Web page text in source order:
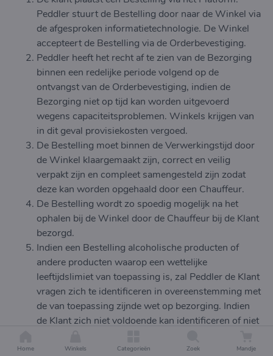
Peddler stuurt de Bestelling door naar de Winkel via
de afgesproken informatietechnologie. De Winkel
accepteert de Bestelling via de Orderbevestiging.
Peddler heeft het recht af te zien van de Bezorging
binnen een redelijke periode volgend op de
ontvangst van de Orderbevestiging, indien de
Bezorging niet op tijd kan worden uitgevoerd
wegens capaciteitsproblemen. Winkels krijgen van
in dit geval provisiekosten vergoed.
De Bestelling moet binnen de Verwerkingstijd door
de Winkel klaargemaakt zijn, correct en veilig
verpakt zijn en compleet samengesteld zijn zodat
deze kan worden opgehaald door een Chauffeur.
De Bestelling wordt zo spoedig mogelijk na het
ophalen bij de Winkel door de Chauffeur bij de Klant
bezorgd.
Indien een Bestelling alcoholische producten of
andere producten waarop een wettelijke
leeftijdslimiet van toepassing is, zal Peddler de Klant
vragen zich te identificeren in overeenstemming met
de van toepassing zijnde wet op bezorging. Indien
de Klant zich niet voldoende kan identificeren of niet
Bestelling of de relevante artikelen in de Bestelling
Home Winkels Categorieën Zoek Mandje